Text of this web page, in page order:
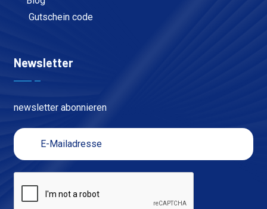
Gutschein code
Newsletter
newsletter abonnieren